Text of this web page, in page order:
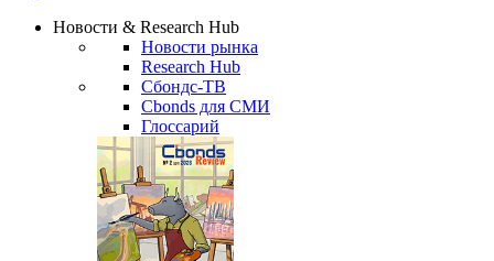
Новости & Research Hub
Новости рынка
Research Hub
Сбондс-ТВ
Cbonds для СМИ
Глоссарий